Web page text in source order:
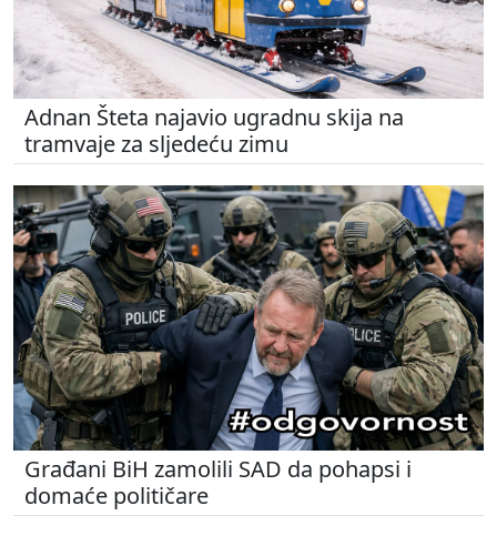
Adnan Šteta najavio ugradnu skija na
tramvaje za sljedeću zimu
Građani BiH zamolili SAD da pohapsi i
domaće političare